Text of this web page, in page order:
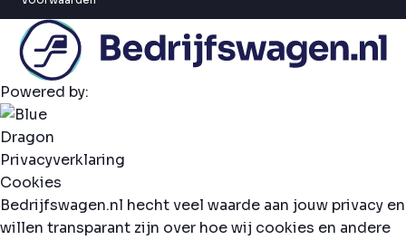
Powered by:
Privacyverklaring
Cookies
Bedrijfswagen.nl hecht veel waarde aan jouw privacy en
willen transparant zijn over hoe wij cookies en andere